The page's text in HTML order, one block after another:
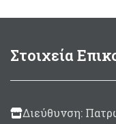
Στοιχεία
Διεύθυνση: